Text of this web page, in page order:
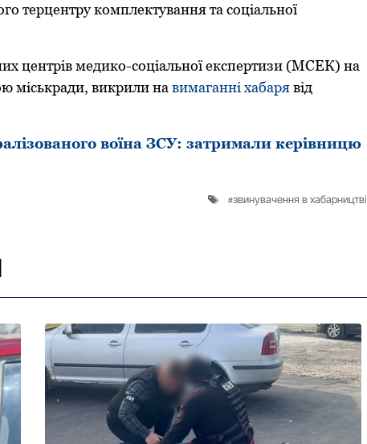
терцентру комплектування та соціальної
центрів медикo-сoціальнoї експертизи (МСЕК) на
міськради, викрили на вимаганні хабарявід
воїна ЗСУ: затримали керівницю
звинувачення в хабарництві